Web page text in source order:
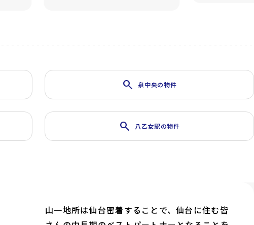
search 泉中央の物件
search 八乙女駅の物件
山一地所は仙台密着することで、仙台に住む皆